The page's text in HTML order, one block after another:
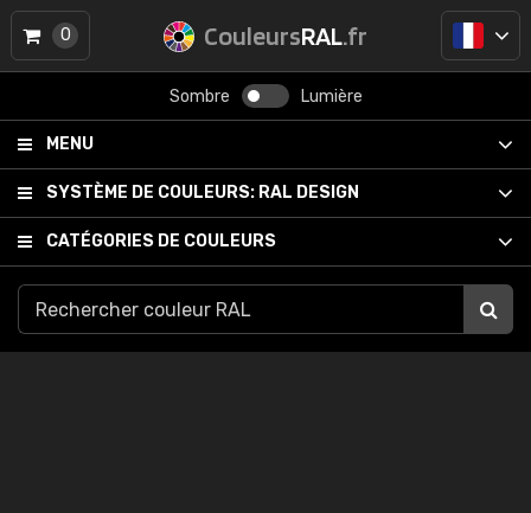
CouleursRAL.fr
Sombre Lumière
MENU
SYSTÈME DE COULEURS: RAL DESIGN
CATÉGORIES DE COULEURS
0